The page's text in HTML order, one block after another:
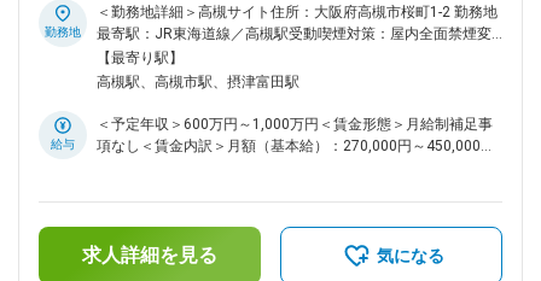
内容： センシング事業における事業戦略の立案・事業開発の
遂行をお任せいたします。 （1）成長領域：ハイパースペクト
ルカメラ、自動車の外観計測事業を中心としたセンシング技術
の応用分野 （2）新領域：センシング事業の強みを活かした領
す。 （1）自社の強み (特に尖った製品・技術)を活かした領域
拡大の事業戦略の立案と事業開発の遂行 （2）社外との戦略的
管理 ※（3）と（4）は、将来的に業務内容を拡大したいテーマ
であり、中長期的に業務拡張をお願いしていきたいテーマ。 ■
仕事のやりがい： ・センシング事業は、当社の中でも成長領
域として全社リソース (キャッシュ・技術人財)を優先的に投じ
勤務地
＜勤務地詳細＞高槻サイト住所：大阪府高槻市桜町1-2 勤務地
最寄駅：JR東海道線／高槻駅受動喫煙対策：屋内全面禁煙変
更の範囲：会社の定める事業所（リモートワーク含む）
【最寄り駅】
高槻駅、高槻市駅、摂津富田駅
給与
＜予定年収＞600万円～1,000万円＜賃金形態＞月給制補足事
項なし＜賃金内訳＞月額（基本給）：270,000円～450,000円
の金額であり、選考を通じて上下する可能性があります。月給
(月額)は固定手当を含めた表記です。
求人詳細を見る 気になる